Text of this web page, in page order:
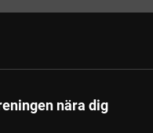
nära dig